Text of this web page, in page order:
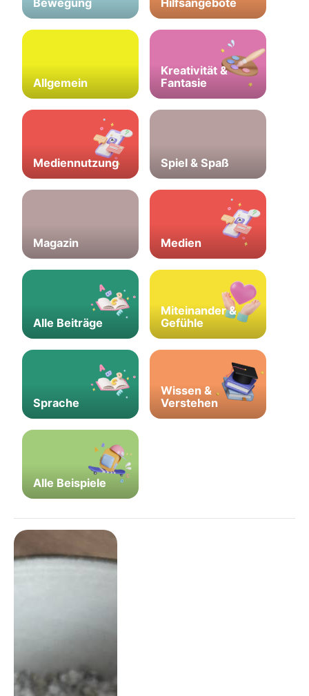
Allgemein
Kreativität &
Fantasie
Mediennutzung Spiel & Spaß
Magazin Medien
Alle Beiträge
Miteinander &
Gefühle
Sprache
Wissen &
Verstehen
Alle Beispiele